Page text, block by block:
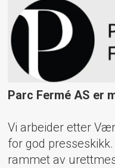
Parc Fermé AS er
Vi arbeider etter
for god
rammet av